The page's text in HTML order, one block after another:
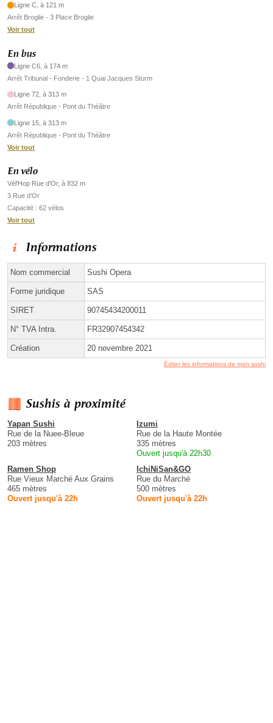
Ligne C, à 121 m
Arrêt Broglie - 3 Place Broglie
Voir tout
En bus
Ligne C6, à 174 m
Arrêt Tribunal - Fonderie - 1 Quai Jacques Sturm
Ligne 72, à 313 m
Arrêt République - Pont du Théâtre
Ligne 15, à 313 m
Arrêt République - Pont du Théâtre
Voir tout
En vélo
Vél'Hop Rue d'Or, à 832 m
3 Rue d'Or
Capacité : 62 vélos
Voir tout
Informations
Nom commercial Sushi Opera
Forme juridique SAS
SIRET 90745434200011
N° TVA Intra. FR32907454342
Création 20 novembre 2021
Éditer les informations de mon sushi
Sushis à proximité
Yapan Sushi
Rue de la Nuee-Bleue
203 mètres
Izumi
Rue de la Haute Montée
335 mètres
Ouvert jusqu'à 22h30
Ramen Shop
Rue Vieux Marché Aux Grains
465 mètres
Ouvert jusqu'à 22h
IchiNiSan&GO
Rue du Marché
500 mètres
Ouvert jusqu'à 22h